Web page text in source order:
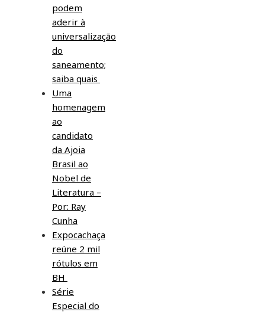
podem
aderir à
universalização
do
saneamento;
saiba quais
Uma
homenagem
ao
candidato
da Ajoia
Brasil ao
Nobel de
Literatura –
Por: Ray
Cunha
Expocachaça
reúne 2 mil
rótulos em
BH
Série
Especial do